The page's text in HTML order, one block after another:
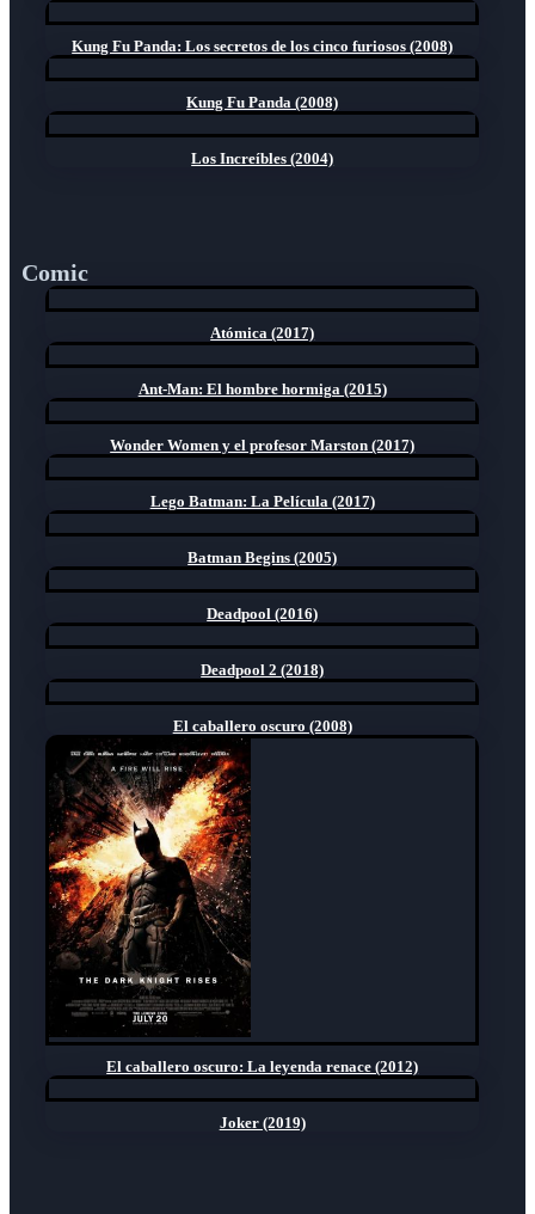
Kung Fu Panda: Los secretos de los cinco furiosos (2008)
Kung Fu Panda (2008)
Los Increíbles (2004)
Comic
Atómica (2017)
Ant-Man: El hombre hormiga (2015)
Wonder Women y el profesor Marston (2017)
Lego Batman: La Película (2017)
Batman Begins (2005)
Deadpool (2016)
Deadpool 2 (2018)
El caballero oscuro (2008)
El caballero oscuro: La leyenda renace (2012)
Joker (2019)